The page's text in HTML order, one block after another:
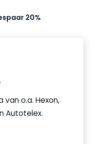
20%
o.a. Hexon,
Autotelex.